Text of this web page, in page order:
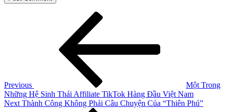
Previous
Một Trong
Những Hệ Sinh Thái Affiliate TikTok Hàng Đầu Việt Nam
Next
Next Thành Công Không Phải Câu Chuyện Của “Thiên Phú”